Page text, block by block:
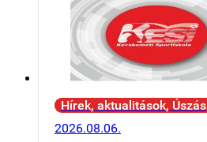
Hírek, aktualitások, Úszás
2026.08.06.